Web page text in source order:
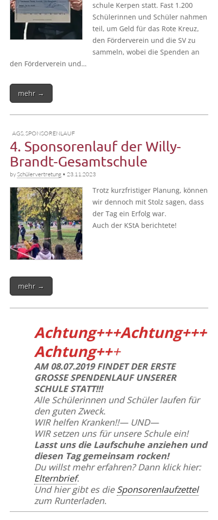
schu­­le Ker­pen statt. Fast 1.200
Schü­le­rin­nen und Schü­ler nah­men
teil, um Geld für das Rote Kreuz,
den För­der­ver­ein und die SV zu
sam­meln, wobei die Spen­den an
den För­der­ver­ein und…
mehr →
AGS,SPONSORENLAUF
4. Sponsorenlauf der Willy-
Brandt-Gesamtschule
bySchülervertretung • 23.11.2023
Trotz kurz­fris­ti­ger Pla­nung, kön­nen
wir den­noch mit Stolz sagen, dass
der Tag ein Erfolg war.
Auch der KStA berichtete!
mehr →
Achtung+++Achtung+++
Achtung+++
AM 08.07.2019 FINDET DER ERSTE
GROSSE SPENDENLAUF UNSERER
SCHULE STATT!!!
Alle Schü­le­rin­nen und Schü­ler lau­fen für
den guten Zweck.
WIR hel­fen Kran­ken!!— UND—
WIR set­zen uns für unse­re Schu­le ein!
Lasst uns die Lauf­schu­he anzie­hen und
die­sen Tag gemein­sam rocken!
Du willst mehr erfah­ren? Dann klick hier:
Eltern­brief.
Und hier gibt es die Spon­so­ren­lauf­zet­tel
zum Runterladen.